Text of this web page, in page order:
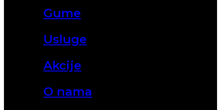
Gume
Usluge
Akcije
O nama